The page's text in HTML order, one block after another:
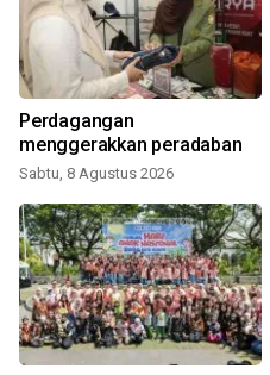
Perdagangan
menggerakkan peradaban
Sabtu, 8 Agustus 2026